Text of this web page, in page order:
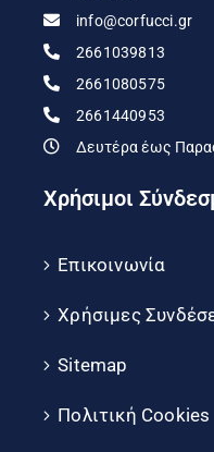
info@corfucci.gr
2661039813
2661080575
2661440953
Δευτέρα έως
Χρήσιμοι
Επικοινωνία
Χρήσιμες
Sitemap
Πολιτική Cookies